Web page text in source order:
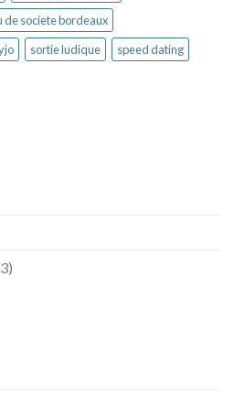
de societe bordeaux
sortie ludique
speed dating